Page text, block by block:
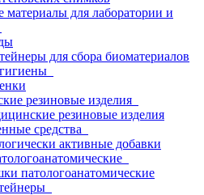
материалы для лаборатории и
для сбора биоматериалов
резиновые изделия
резиновые изделия
средства
активные добавки
патологоанатомические